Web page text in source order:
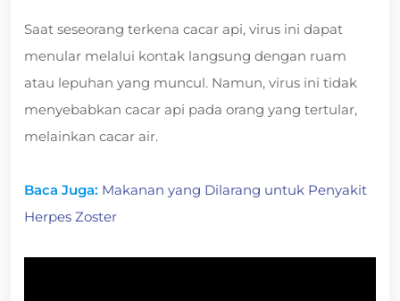
Saat seseorang terkena cacar api, virus ini dapat
menular melalui kontak langsung dengan ruam
atau lepuhan yang muncul. Namun, virus ini tidak
menyebabkan cacar api pada orang yang tertular,
melainkan cacar air.
Baca Juga: Makanan yang Dilarang untuk Penyakit
Herpes Zoster